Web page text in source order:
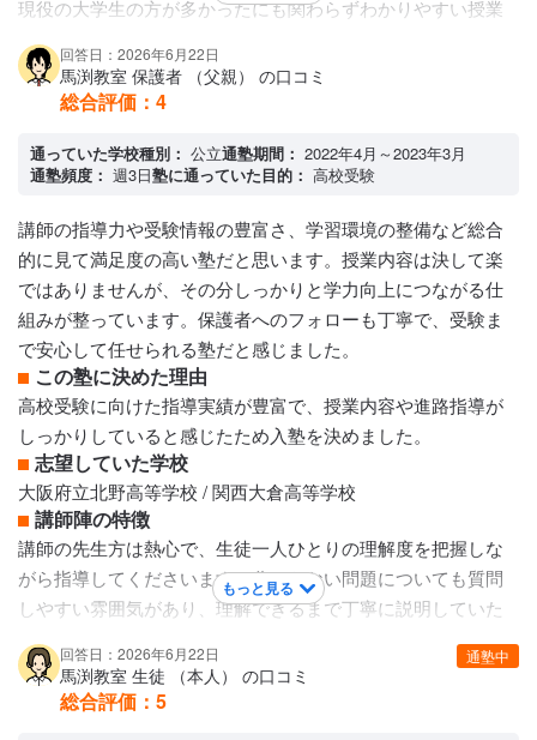
現役の大学生の方が多かったにも関わらずわかりやすい授業
差が大きく、テストを元に考える際の授業で特に差ができて
いる印象だった。 個人的に授業後に質問に行った際などは快
カリキュラムについて
テスト前カリキュラムが特に充実していた。他にもレベル別
キュラムが組まれていて授業が受けやすい印象を受けた。 カ
リキュラムの進みは早めで、予習復習の指導も充実していた
ので学校での成績が上がった。 授業にもついて行きやすかっ
た。
保護者への連絡手段
塾専用アプリ
アクセス・周りの環境
駅近
回答日：2026年6月22日
馬渕教室 保護者 （父親） の口コミ
総合評価： 4
通っていた学校種別： 公立通塾期間： 2022年4月～2023年3月
通塾頻度： 週3日塾に通っていた目的： 高校受験
講師の指導力や受験情報の豊富さ、学習環境の整備など総合
的に見て満足度の高い塾だと思います。授業内容は決して楽
ではありませんが、その分しっかりと学力向上につながる仕
組みが整っています。保護者へのフォローも丁寧で、受験ま
で安心して任せられる塾だと感じました。
この塾に決めた理由
高校受験に向けた指導実績が豊富で、授業内容や進路指導が
しっかりしていると感じたため入塾を決めました。
志望していた学校
大阪府立北野高等学校 / 関西大倉高等学校
講師陣の特徴
講師の先生方は熱心で、生徒一人ひとりの理解度を把握しな
がら指導してくださいます。分からない問題についても質問
しやすい雰囲気があり、理解できるまで丁寧に説明していた
て任せることができました。
カリキュラムについて
もっと見る
通塾中
回答日：2026年6月22日
馬渕教室 生徒 （本人） の口コミ
総合評価： 5